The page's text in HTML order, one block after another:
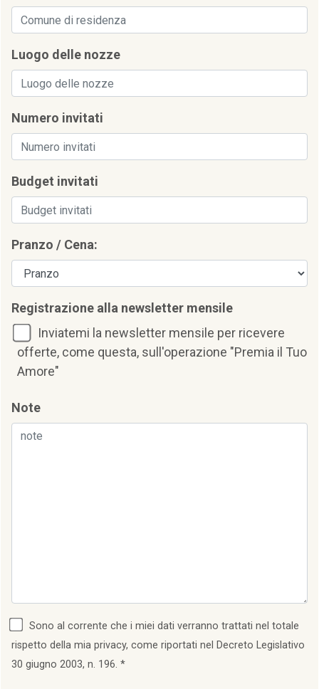
Luogo delle nozze
Numero invitati
Budget invitati
Pranzo / Cena:
Registrazione alla newsletter mensile
Inviatemi la newsletter mensile per ricevere
offerte, come questa, sull'operazione "Premia il Tuo
Amore"
Note
Sono al corrente che i miei dati verranno trattati nel totale
rispetto della mia privacy, come riportati nel Decreto Legislativo
30 giugno 2003, n. 196. *